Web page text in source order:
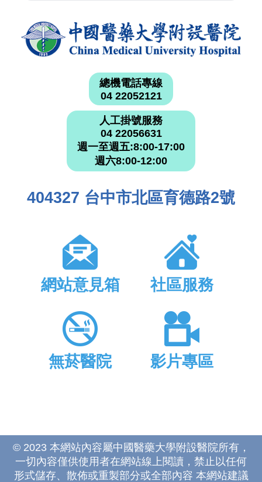
總機電話專線
04 22052121
人工掛號服務
04 22056631
週一至週五:8:00-17:00
週六8:00-12:00
404327 台中市北區育德路2號
網站意見箱 社區服務
無菸醫院 影片專區
© 2023 本網站內容屬中國醫藥大學附設醫院所有，
一切內容僅供使用者在網站線上閱讀，禁止以任何
形式儲存、散佈或重製部分或全部內容 本網站建議